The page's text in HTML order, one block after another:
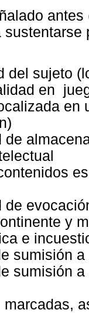
del sujeto
en
en
de
de
y
e
sumisión
sumisión
marcadas,